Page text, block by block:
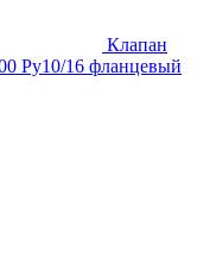
Клапан
Ру10/16 фланцевый